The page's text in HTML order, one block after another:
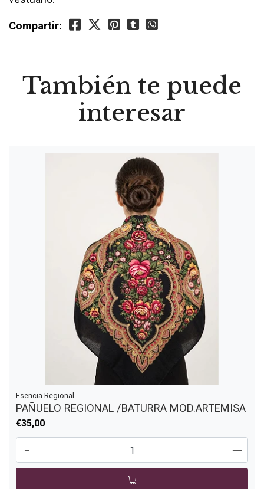
Compartir:
También te puede
interesar
Esencia Regional
PAÑUELO REGIONAL /BATURRA MOD.ARTEMISA
€35,00
- +